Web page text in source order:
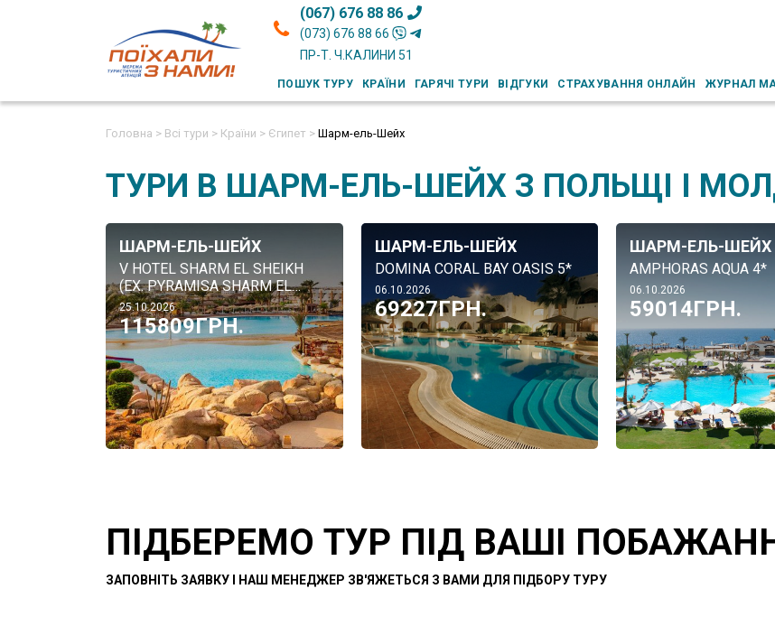
(067) 676 88 86
(073) 676 88 66
ПР-Т. Ч.КАЛИНИ 51
ПОШУК ТУРУ КРАЇНИ ГАРЯЧІ ТУРИ ВІДГУКИ СТРАХУВАННЯ ОНЛАЙН ЖУРНАЛ
Головна > Всі тури > Країни > Єгипет > Шарм-ель-Шейх
ТУРИ В ШАРМ-ЕЛЬ-ШЕЙХ З ПОЛЬЩІ І
ШАРМ-ЕЛЬ-ШЕЙХ
V HOTEL SHARM EL SHEIKH
(EX. PYRAMISA SHARM EL
SHEIKH RESORT) 5*
25.10.2026
115809ГРН.
ШАРМ-ЕЛЬ-ШЕЙХ
DOMINA CORAL BAY OASIS 5*
06.10.2026
69227ГРН.
ШАРМ-ЕЛЬ-ШЕЙХ
AMPHORAS AQUA 4*
06.10.2026
59014ГРН.
ПІДБЕРЕМО ТУР ПІД ВАШІ
ЗАПОВНІТЬ ЗАЯВКУ І НАШ МЕНЕДЖЕР ЗВ'ЯЖЕТЬСЯ З ВАМИ ДЛЯ ПІДБОРУ ТУРУ